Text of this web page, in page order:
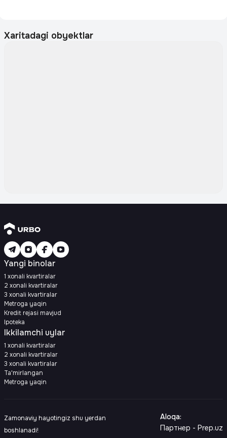
Xaritadagi obyektlar
Yangi binolar
1 xonali kvartiralar
2 xonali kvartiralar
3 xonali kvartiralar
Metroga yaqin
Kredit rejasi mavjud
Ipoteka
Ikkilamchi uylar
1 xonali kvartiralar
2 xonali kvartiralar
3 xonali kvartiralar
Ta'mirlangan
Metroga yaqin
Zamonaviy hayotingiz shu yerdan
boshlanadi!
Aloqa:
Партнер - Prep.uz